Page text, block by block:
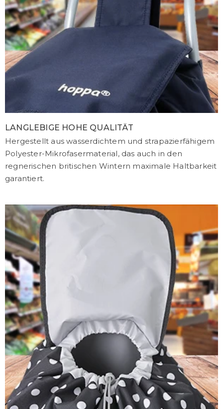
LANGLEBIGE HOHE QUALITÄT
Hergestellt aus wasserdichtem und strapazierfähigem
Polyester-Mikrofasermaterial, das auch in den
regnerischen britischen Wintern maximale Haltbarkeit
garantiert.